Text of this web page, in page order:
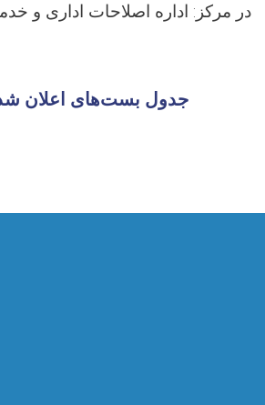
در مرکز: اداره اصلاحات اداری و
جدول بست‌های اعلان